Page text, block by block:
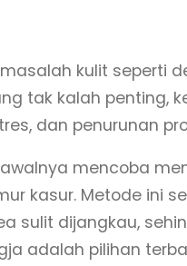
kulit seperti
tak kalah penting,
dan penurunan
mencoba
kasur. Metode ini
sulit dijangkau,
adalah pilihan